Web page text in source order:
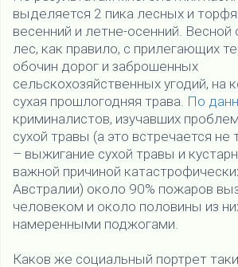
выделяется 2 пика лесных и
весенний и летне-осенний. Весной
лес, как правило, с прилегающих
обочин дорог и заброшенных
сельскохозяйственных угодий, на
сухая прошлогодняя трава. По
криминалистов, изучавших
сухой травы (а это встречается не
– выжигание сухой травы и
важной причиной
Австралии) около 90% пожаров
человеком и около половины из
намеренными поджогами.
Каков же социальный портрет